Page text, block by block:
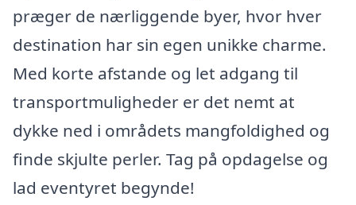
præger de nærliggende byer, hvor hver
destination har sin egen unikke charme.
Med korte afstande og let adgang til
transportmuligheder er det nemt at
dykke ned i områdets mangfoldighed og
finde skjulte perler. Tag på opdagelse og
lad eventyret begynde!